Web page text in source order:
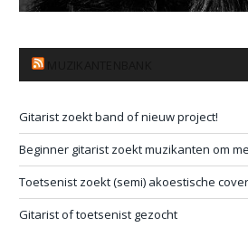
Gitarist zoekt band of nieuw project!
Beginner gitarist zoekt muzikanten om
Toetsenist zoekt (semi) akoestische
Gitarist of toetsenist gezocht